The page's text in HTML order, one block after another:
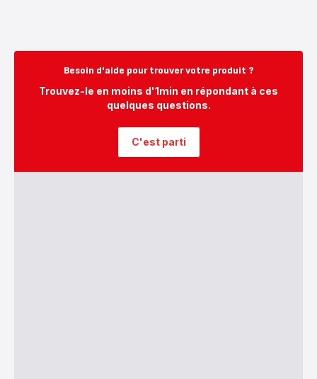
Besoin d'aide pour trouver votre produit ?
Trouvez-le en moins d'1min en répondant à ces
quelques questions.
C'est parti